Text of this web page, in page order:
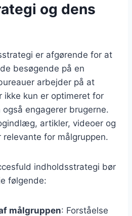
og dens
er afgørende for at
besøgende på en
arbejder på at
ikke kun er optimeret for
også engagerer brugerne.
artikler, videoer og
for målgruppen.
indholdsstrategi bør
følgende:
målgruppen: Forståelse